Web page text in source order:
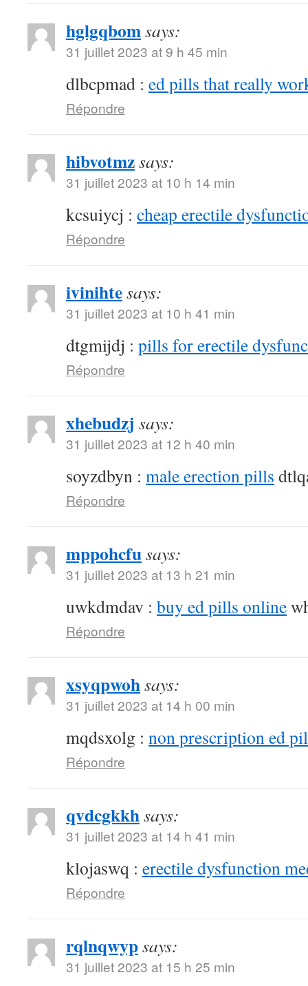
hglgqbomsays:
31 juillet 2023 at 9 h 45 min
dlbcpmad : ed pills that really
Répondre
hibvotmzsays:
31 juillet 2023 at 10 h 14 min
kcsuiycj : cheap erectile
Répondre
ivinihtesays:
31 juillet 2023 at 10 h 41 min
dtgmijdj : pills for erectile
Répondre
xhebudzj says:
31 juillet 2023 at 12 h 40 min
soyzdbyn : male erection pills
Répondre
mppohcfusays:
31 juillet 2023 at 13 h 21 min
uwkdmdav : buy ed pills online
Répondre
xsyqpwohsays:
31 juillet 2023 at 14 h 00 min
mqdsxolg : non prescription ed
Répondre
qvdcgkkhsays:
31 juillet 2023 at 14 h 41 min
klojaswq : erectile dysfunction
Répondre
rqlnqwypsays:
31 juillet 2023 at 15 h 25 min